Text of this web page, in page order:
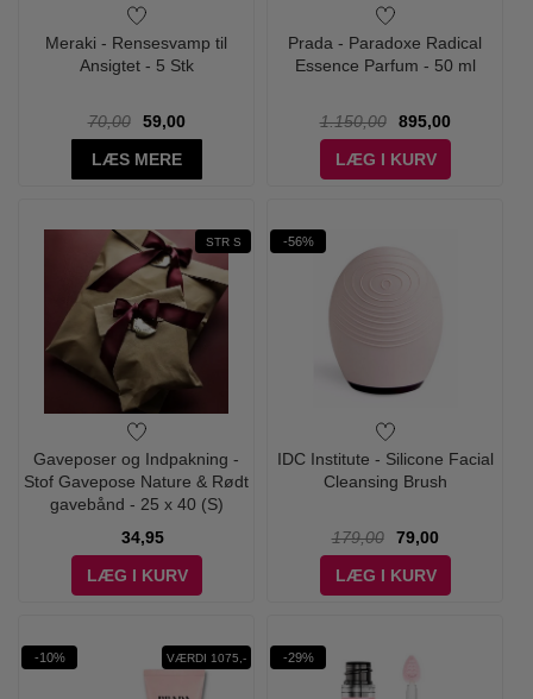
Meraki - Rensesvamp til
Ansigtet - 5 Stk
70,00
59,00
LÆS MERE
Prada - Paradoxe Radical
Essence Parfum - 50 ml
1.150,00
895,00
LÆG I KURV
STR S
Gaveposer og Indpakning -
Stof Gavepose Nature & Rødt
gavebånd - 25 x 40 (S)
34,95
LÆG I KURV
-56%
IDC Institute - Silicone Facial
Cleansing Brush
179,00
79,00
LÆG I KURV
-10% VÆRDI 1075,- -29%